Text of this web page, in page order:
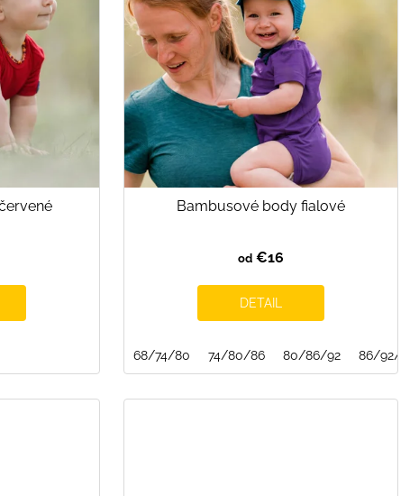
Bambusové body fialové
od €16
DETAIL
68/74/80 74/80/86 80/86/92 86/92/98